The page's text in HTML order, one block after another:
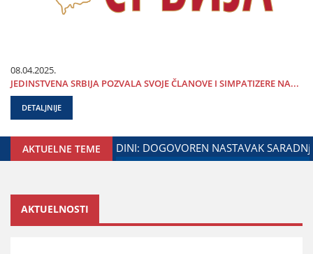
08.04.2025.
ЈEDINSTVENA SRBIЈA POZVALA SVOЈE ČLANOVE I SIMPATIZERE NA...
DETALJNIJE
AKTUELNE TEME
ZADUŽENOG ZA ODNOSE SA DIЈASPOROM
AKTUELNOSTI